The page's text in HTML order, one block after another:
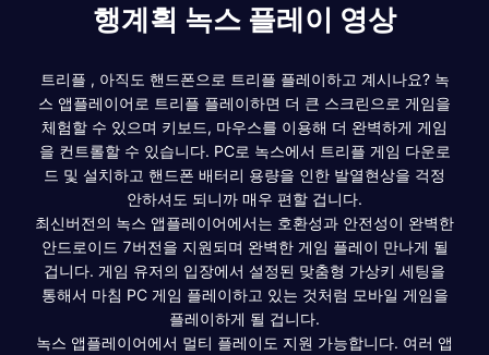
행계획 녹스 플레이 영상
트리플 , 아직도 핸드폰으로 트리플 플레이하고 계시나요? 녹
스 앱플레이어로 트리플 플레이하면 더 큰 스크린으로 게임을
체험할 수 있으며 키보드, 마우스를 이용해 더 완벽하게 게임
을 컨트롤할 수 있습니다. PC로 녹스에서 트리플 게임 다운로
드 및 설치하고 핸드폰 배터리 용량을 인한 발열현상을 걱정
안하셔도 되니까 매우 편할 겁니다.
최신버전의 녹스 앱플레이어에서는 호환성과 안전성이 완벽한
안드로이드 7버전을 지원되며 완벽한 게임 플레이 만나게 될
겁니다. 게임 유저의 입장에서 설정된 맞춤형 가상키 세팅을
통해서 마침 PC 게임 플레이하고 있는 것처럼 모바일 게임을
플레이하게 될 겁니다.
녹스 앱플레이어에서 멀티 플레이도 지원 가능합니다. 여러 앱